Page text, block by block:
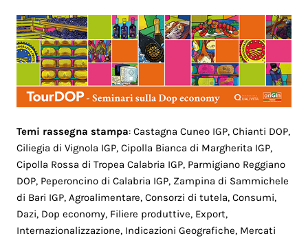
Temi rassegna stampa: Castagna Cuneo IGP, Chianti DOP,
Ciliegia di Vignola IGP, Cipolla Bianca di Margherita IGP,
Cipolla Rossa di Tropea Calabria IGP, Parmigiano Reggiano
DOP, Peperoncino di Calabria IGP, Zampina di Sammichele
di Bari IGP, Agroalimentare, Consorzi di tutela, Consumi,
Dazi, Dop economy, Filiere produttive, Export,
Internazionalizzazione, Indicazioni Geografiche, Mercati